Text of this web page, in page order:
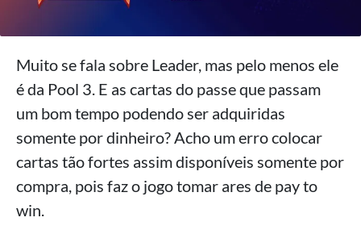
Muito se fala sobre Leader, mas pelo menos ele
é da Pool 3. E as cartas do passe que passam
um bom tempo podendo ser adquiridas
somente por dinheiro? Acho um erro colocar
cartas tão fortes assim disponíveis somente por
compra, pois faz o jogo tomar ares de pay to
win.